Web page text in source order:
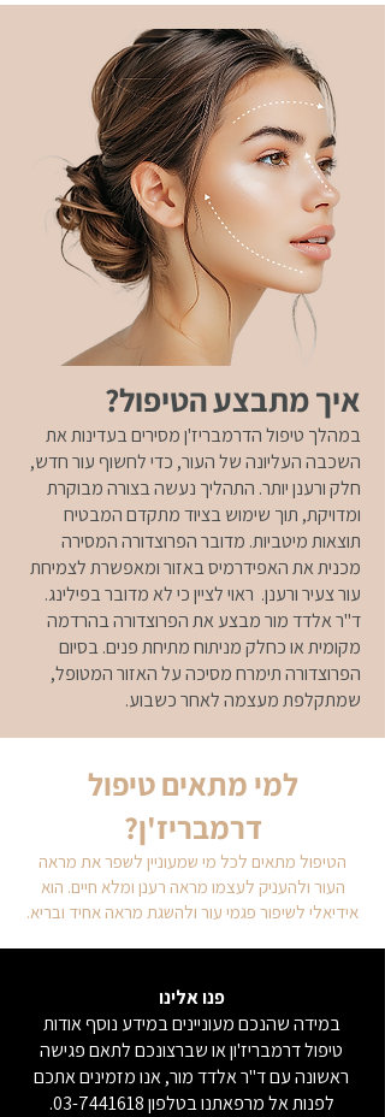
איך מתבצע הטיפול?
במהלך טיפול הדרמבריז'ן מסירים בעדינות את
השכבה העליונה של העור, כדי לחשוף עור חדש,
חלק ורענן יותר. התהליך נעשה בצורה מבוקרת
ומדויקת, תוך שימוש בציוד מתקדם המבטיח
תוצאות מיטביות. מדובר הפרוצדורה המסירה
מכנית את האפידרמיס באזור ומאפשרת לצמיחת
עור צעיר ורענן. ראוי לציין כי לא מדובר בפילינג.
ד"ר אלדד מור מבצע את הפרוצדורה בהרדמה
מקומית או כחלק מניתוח מתיחת פנים. בסיום
הפרוצדורה תימרח מסיכה על האזור המטופל,
שמתקלפת מעצמה לאחר כשבוע.
למי מתאים טיפול
דרמבריז'ן?
הטיפול מתאים לכל מי שמעוניין לשפר את מראה
העור ולהעניק לעצמו מראה רענן ומלא חיים. הוא
אידיאלי לשיפור פגמי עור ולהשגת מראה אחיד ובריא.
פנו אלינו
במידה שהנכם מעוניינים במידע נוסף אודות
טיפול דרמבריז'ון או שברצונכם לתאם פגישה
ראשונה עם ד"ר אלדד מור, אנו מזמינים אתכם
לפנות אל מרפאתנו בטלפון03-7441618
.